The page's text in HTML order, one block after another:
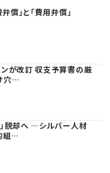
償」と「費用弁償」
が改訂 収支予算書の厳
穴…
脱却へ ―シルバー人材
組…